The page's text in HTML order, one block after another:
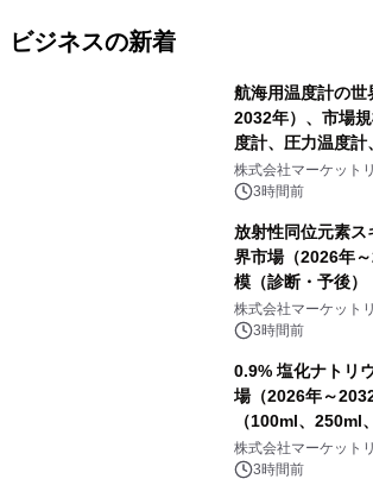
ビジネスの新着
航海用温度計の世
2032年）、市場
度計、圧力温度
ポートを発表
株式会社マーケット
3時間前
放射性同位元素ス
界市場（2026年
模（診断・予後）
表
株式会社マーケット
3時間前
0.9% 塩化ナトリ
場（2026年～
（100ml、250ml
他）・分析レポー
株式会社マーケット
3時間前